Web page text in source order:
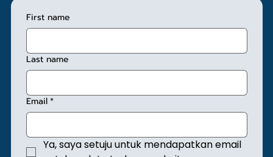
Sunan
Giri No.
1, Kel.
Rawa
mangu
n,
First name
Last name
Email *
Ya, saya setuju untuk mendapatkan email